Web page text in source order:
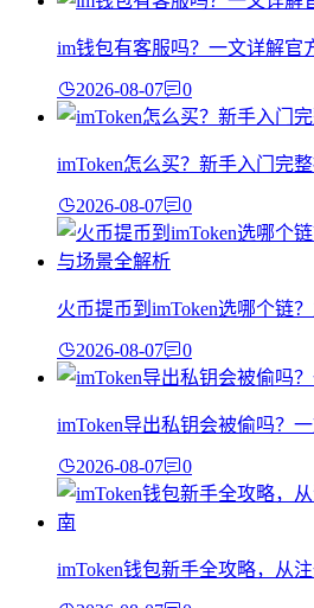
im钱包有客服吗？一文详解官
2026-08-07 0
imToken怎么买？新手入门完
2026-08-07 0
火币提币到imToken选哪个链
2026-08-07 0
imToken导出私钥会被偷吗？
2026-08-07 0
imToken钱包新手全攻略，从